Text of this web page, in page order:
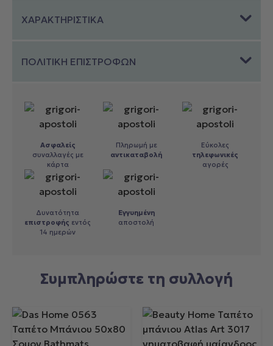
ΧΑΡΑΚΤΗΡΙΣΤΙΚΑ
ΠΟΛΙΤΙΚΗ ΕΠΙΣΤΡΟΦΩΝ
Ασφαλείς
συναλλαγές με
κάρτα
Πληρωμή με
αντικαταβολή
Εύκολες
τηλεφωνικές
αγορές
Δυνατότητα
επιστροφής εντός
14 ημερών
Εγγυημένη
αποστολή
Συμπληρώστε τη συλλογή